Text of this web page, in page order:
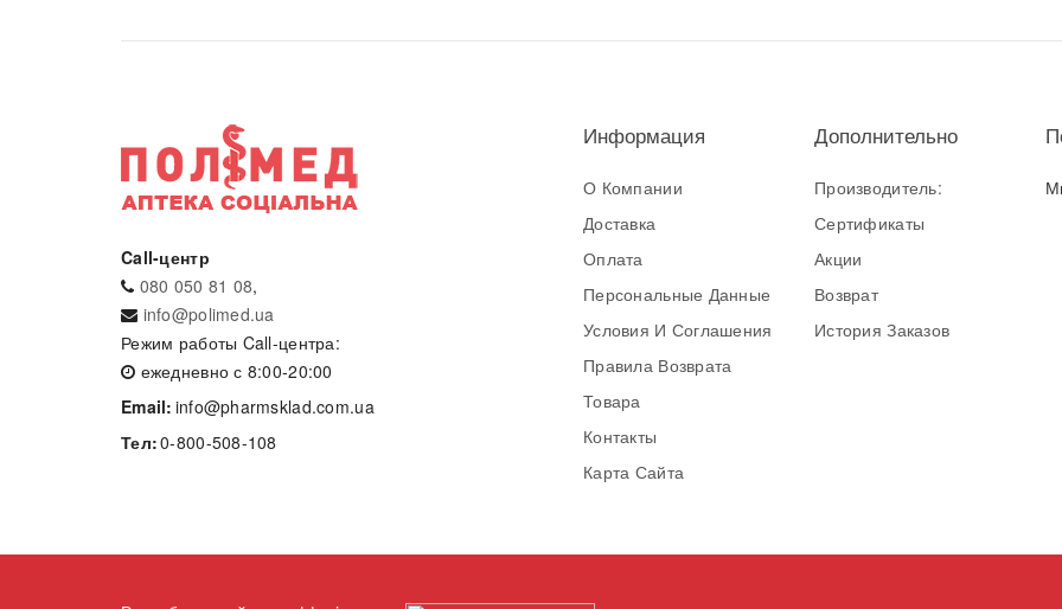
Call-центр
080 050 81 08,
info@polimed.ua
Режим работы Call-центра:
ежедневно с 8:00-20:00
Email: info@pharmsklad.com.ua
Тел:0-800-508-108
Информация
О Компании
Доставка
Оплата
Персональные Данные
Условия И Соглашения
Правила Возврата
Товара
Контакты
Карта Сайта
Дополнительно
Производитель:
Сертификаты
Акции
Возврат
История Заказов